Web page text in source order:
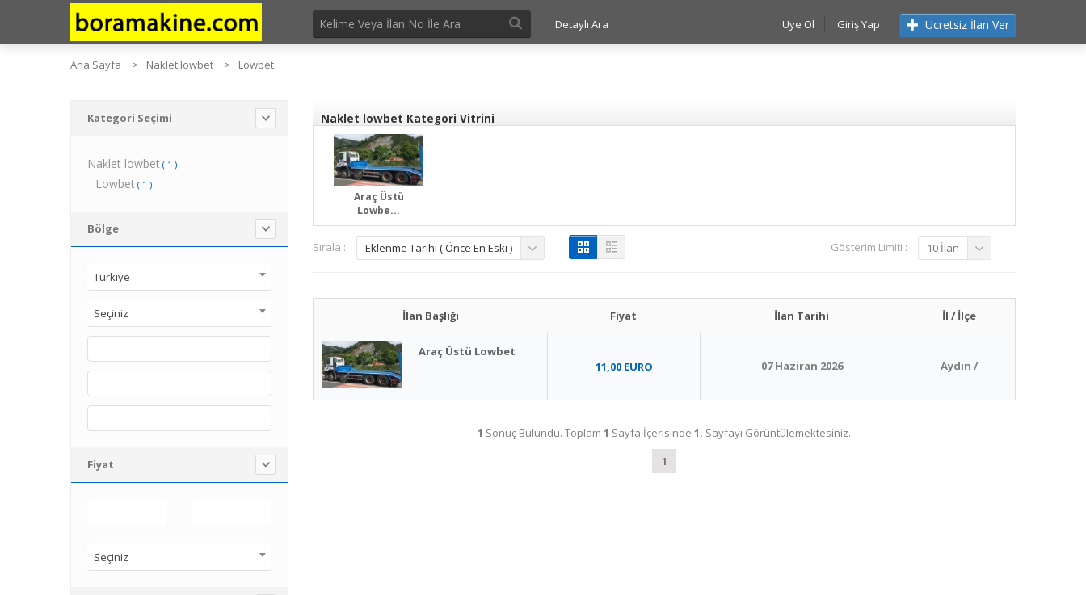
Detaylı Ara Üye Ol Giriş Yap Ücretsiz İlan Ver
Ana Sayfa Naklet lowbet Lowbet
Kategori Seçimi
Naklet lowbet ( 1 )
Lowbet ( 1 )
Bölge
Türkiye
Seçiniz
Fiyat
Seçiniz
Naklet lowbet Kategori Vitrini
Araç Üstü
Lowbe...
Sırala : Eklenme Tarihi ( Önce En Eski ) Gösterim Limiti : 10 İlan
İlan Başlığı Fiyat İlan Tarihi İl / İlçe
Araç Üstü Lowbet
11,00 EURO
07 Haziran 2026 Aydın /
1 Sonuç Bulundu. Toplam 1 Sayfa İçerisinde 1. Sayfayı Görüntülemektesiniz.
1